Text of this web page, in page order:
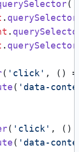
(
. querySelector
.
. querySelector
( 'click' ,
()
( 'data-
( 'click' ,
()
( 'data-